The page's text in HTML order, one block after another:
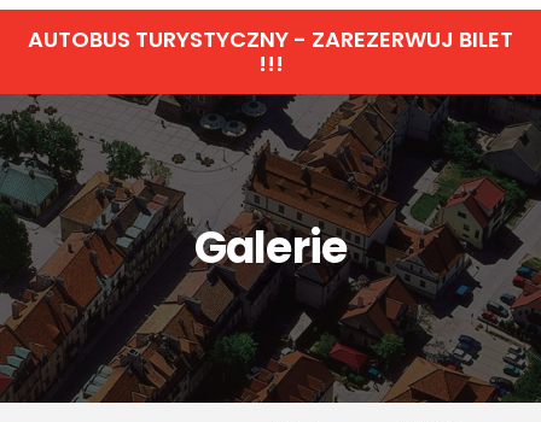
Jak spędzić czas
Gdzie spać
Gdzie zjeść
Informacje praktyczne
Kalendarz imprez
Do pobrania
Interaktywna mapa
AUTOBUS TURYSTYCZNY - ZAREZERWUJ BILET
!!!
Galerie